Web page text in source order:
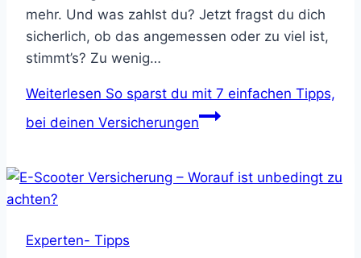
mehr. Und was zahlst du? Jetzt fragst du dich
sicherlich, ob das angemessen oder zu viel ist,
stimmt’s? Zu wenig…
Weiterlesen So sparst du mit 7 einfachen Tipps,
bei deinen Versicherungen
Experten- Tipps